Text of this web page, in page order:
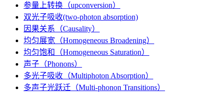
参量上转换（upconversion）
双光子吸收(two-photon absorption)
因果关系（Causality）
均匀展宽（Homogeneous Broadening）
均匀饱和（Homogeneous Saturation）
声子（Phonons）
多光子吸收（Multiphoton Absorption）
多声子光跃迁（Multi-phonon Transitions）